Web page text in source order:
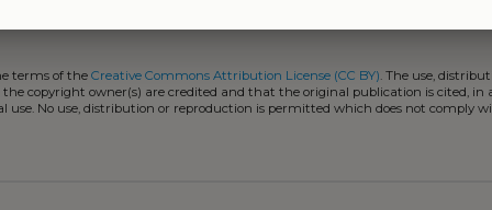
terms of theCreative Commons Attribution License (CC BY) . The use,
copyright owner(s) are credited and that the original publication is cited, in
use. No use, distribution or reproduction is permitted which does not comply